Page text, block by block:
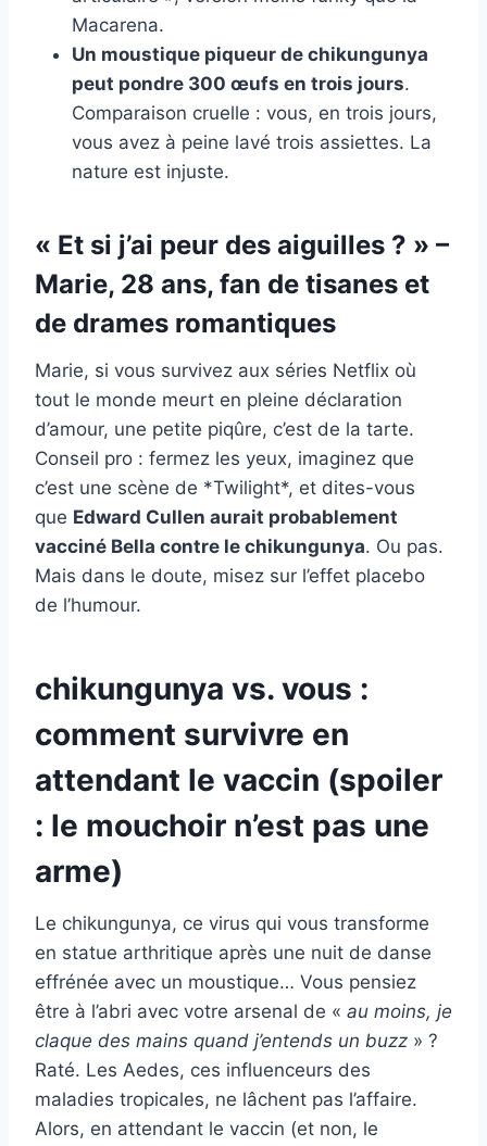
Macarena.
Un moustique piqueur de chikungunya
peut pondre 300 œufs en trois jours.
Comparaison cruelle : vous, en trois jours,
vous avez à peine lavé trois assiettes. La
nature est injuste.
« Et si j’ai peur des aiguilles ? » –
Marie, 28 ans, fan de tisanes et
de drames romantiques
Marie, si vous survivez aux séries Netflix où
tout le monde meurt en pleine déclaration
d’amour, une petite piqûre, c’est de la tarte.
Conseil pro : fermez les yeux, imaginez que
c’est une scène de *Twilight*, et dites-vous
que Edward Cullen aurait probablement
vacciné Bella contre le chikungunya. Ou pas.
Mais dans le doute, misez sur l’effet placebo
de l’humour.
chikungunya vs. vous :
comment survivre en
attendant le vaccin (spoiler
: le mouchoir n’est pas une
arme)
Le chikungunya, ce virus qui vous transforme
en statue arthritique après une nuit de danse
effrénée avec un moustique… Vous pensiez
être à l’abri avec votre arsenal de « au moins, je
claque des mains quand j’entends un buzz » ?
Raté. Les Aedes, ces influenceurs des
maladies tropicales, ne lâchent pas l’affaire.
Alors, en attendant le vaccin (et non, le